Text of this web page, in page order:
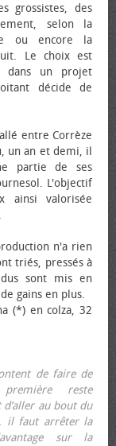
grossistes, des
selon la
ou encore la
Le choix est
dans un projet
décide de
entre Corrèze
un an et demi, il
partie de ses
L'objectif
ainsi valorisée
n'a rien
triés, pressés à
sont mis en
gains en plus.
(*) en colza, 32
de faire de
reste
au bout du
il faut arrêter la
sur la